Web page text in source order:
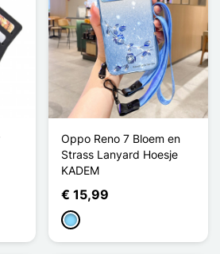
Oppo Reno 7 Bloem en
Strass Lanyard Hoesje
KADEM
€ 15,99
Licht Blauw